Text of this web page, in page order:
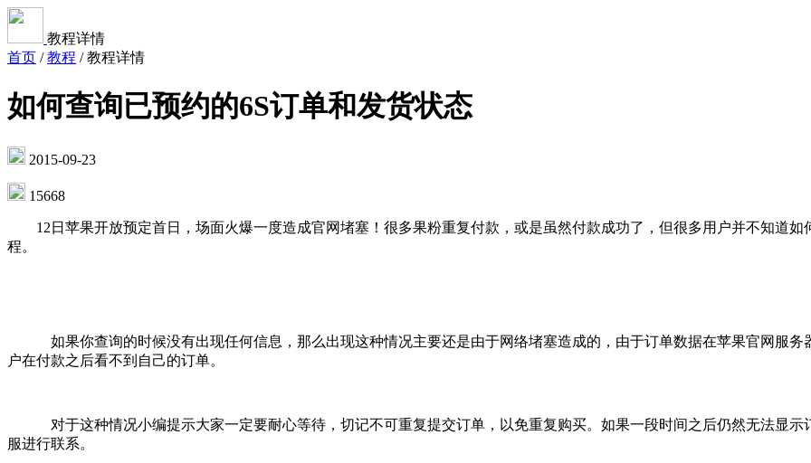
教程详情
首页 / 教程 / 教程详情
如何查询已预约的6S订单和发货状态
2015-09-23
15668
12日苹果开放预定首日，场面火爆一度造成官网堵塞！很多果粉重复付款，或是虽然付款成功了，但很多用户并不知道如
程。
如果你查询的时候没有出现任何信息，那么出现这种情况主要还是由于网络堵塞造成的，由于订单数据在苹果官网服务
户在付款之后看不到自己的订单。
对于这种情况小编提示大家一定要耐心等待，切记不可重复提交订单，以免重复购买。如果一段时间之后仍然无法显示
服进行联系。